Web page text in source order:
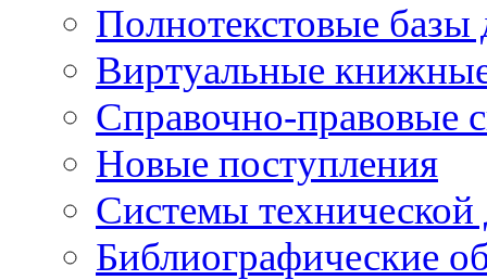
Полнотекстовые
Виртуальные
Справочно-правовые
Новые поступления
Cистемы
Библиографические